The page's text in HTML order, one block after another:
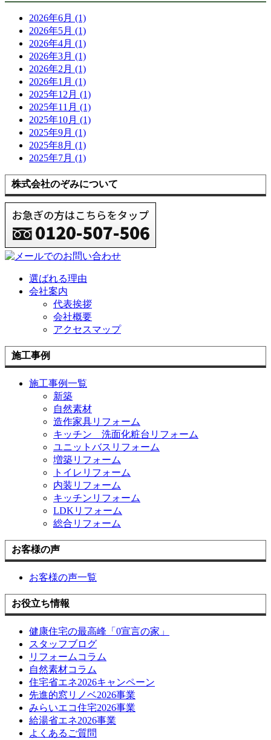
2026年6月 (1)
2026年5月 (1)
2026年4月 (1)
2026年3月 (1)
2026年2月 (1)
2026年1月 (1)
2025年12月 (1)
2025年11月 (1)
2025年10月 (1)
2025年9月 (1)
2025年8月 (1)
2025年7月 (1)
株式会社のぞみについて
選ばれる理由
会社案内
代表挨拶
会社概要
アクセスマップ
施工事例
施工事例一覧
新築
自然素材
造作家具リフォーム
キッチン 洗面化粧台リフォーム
ユニットバスリフォーム
増築リフォーム
トイレリフォーム
内装リフォーム
キッチンリフォーム
LDKリフォーム
総合リフォーム
お客様の声
お客様の声一覧
お役立ち情報
健康住宅の最高峰「0宣言の家」
スタッフブログ
リフォームコラム
自然素材コラム
住宅省エネ2026キャンペーン
先進的窓リノベ2026事業
みらいエコ住宅2026事業
給湯省エネ2026事業
よくあるご質問